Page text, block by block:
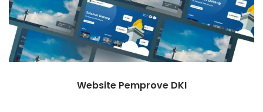
Website Pemprove DKI